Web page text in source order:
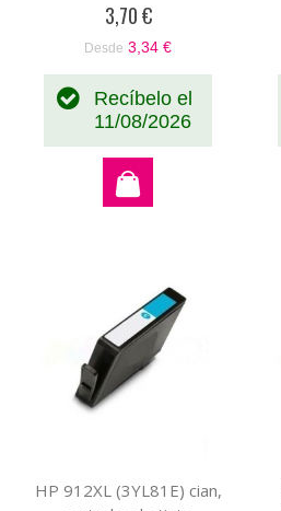
3,70 €
Desde 3,34 €
Recíbelo el
11/08/2026
HP 912XL (3YL81E) cian,